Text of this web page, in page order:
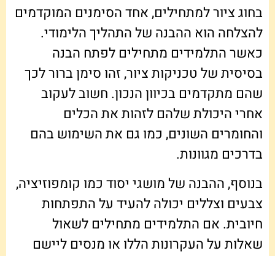
בחוג ציור למתחילים, אחד הסימנים המוקדמים
להצלחה הוא ההבנה של התהליך הלימודי.
כאשר התלמידים מתחילים לפתח הבנה
בסיסית של טכניקות ציור, זהו סימן ברור לכך
שהם מתקדמים בכיוון הנכון. חשוב לעקוב
אחרי היכולת שלהם לזהות את הכלים
והחומרים השונים, כמו גם את השימוש בהם
בדרכים מגוונות.
בנוסף, ההבנה של מושגי יסוד כמו קומפוזיציה,
צבעים וצללים יכולה להעיד על התפתחות
חיובית. אם התלמידים מתחילים לשאול
שאלות על העקרונות הללו או מנסים ליישם